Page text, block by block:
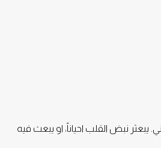
نبض القلب احياناً، او يبعث فيه